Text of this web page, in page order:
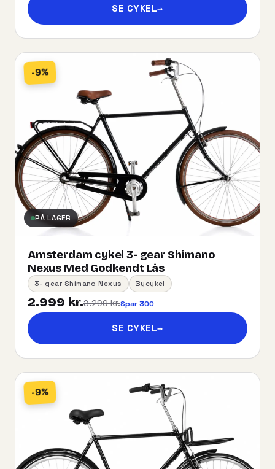
SE CYKEL→
-9%
PÅ LAGER
Amsterdam cykel 3- gear Shimano
Nexus Med Godkendt Lås
3- gear Shimano Nexus Bycykel
2.999 kr.3.299 kr.Spar 300
SE CYKEL→
-9%